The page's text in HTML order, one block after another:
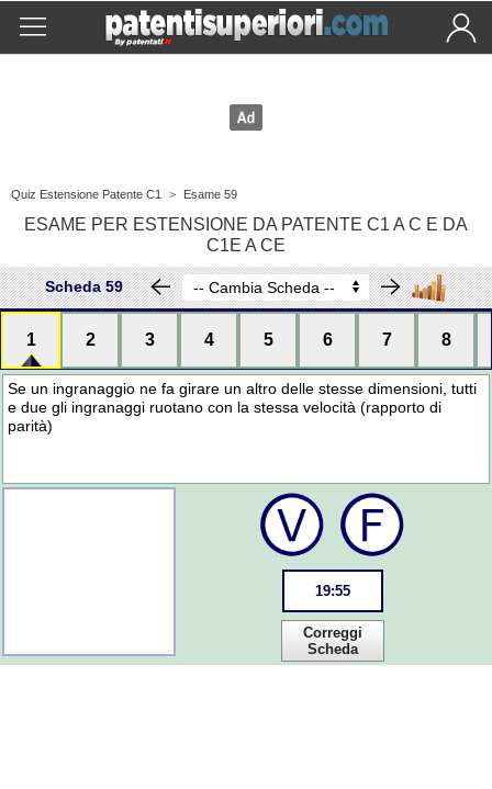
Quiz Estensione Patente C1 > Esame 59
ESAME PER ESTENSIONE DA PATENTE C1 A C E DA
C1E A CE
Scheda 59
1 2 3 4 5 6 7 8
Se un ingranaggio ne fa girare un altro delle stesse dimensioni, tutti
e due gli ingranaggi ruotano con la stessa velocità (rapporto di
parità)
19:55
Correggi
Scheda